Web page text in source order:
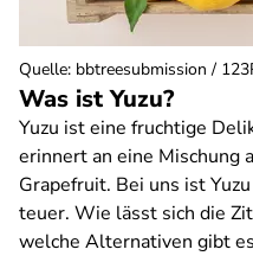
Was ist Yuzu?
Yuzu ist eine fruchtige
erinnert an eine Mischung
Grapefruit. Bei uns ist
teuer. Wie lässt sich die
welche Alternativen gibt
Quelle: bbtreesubmission /